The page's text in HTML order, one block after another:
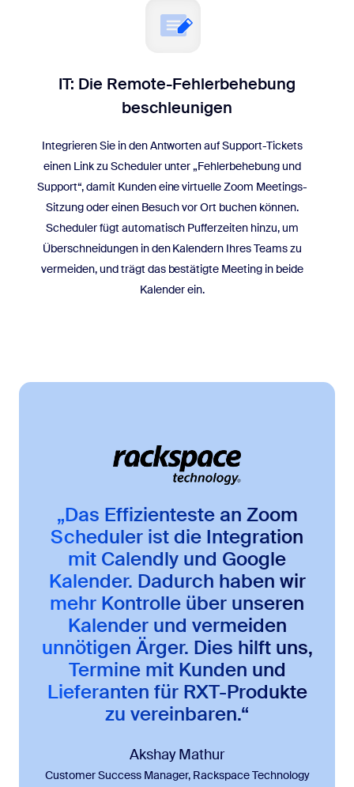
IT: Die Remote-Fehlerbehebung
beschleunigen
Integrieren Sie in den Antworten auf Support-Tickets
einen Link zu Scheduler unter „Fehlerbehebung und
Support“, damit Kunden eine virtuelle Zoom Meetings-
Sitzung oder einen Besuch vor Ort buchen können.
Scheduler fügt automatisch Pufferzeiten hinzu, um
Überschneidungen in den Kalendern Ihres Teams zu
vermeiden, und trägt das bestätigte Meeting in beide
Kalender ein.
„Das Effizienteste an Zoom
Scheduler ist die Integration
mit Calendly und Google
Kalender. Dadurch haben wir
mehr Kontrolle über unseren
Kalender und vermeiden
unnötigen Ärger. Dies hilft uns,
Termine mit Kunden und
Lieferanten für RXT-Produkte
zu vereinbaren.“
Akshay Mathur
Customer Success Manager, Rackspace Technology